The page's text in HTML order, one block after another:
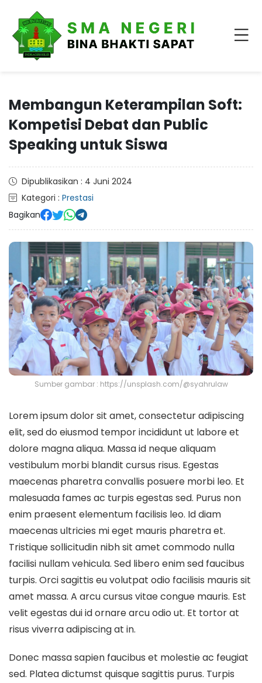
Membangun Keterampilan Soft:
Kompetisi Debat dan Public
Speaking untuk Siswa
Dipublikasikan : 4 Juni 2024
Kategori : Prestasi
Bagikan
Sumber gambar : https://unsplash.com/@syahrulaw
Lorem ipsum dolor sit amet, consectetur adipiscing
elit, sed do eiusmod tempor incididunt ut labore et
dolore magna aliqua. Massa id neque aliquam
vestibulum morbi blandit cursus risus. Egestas
maecenas pharetra convallis posuere morbi leo. Et
malesuada fames ac turpis egestas sed. Purus non
enim praesent elementum facilisis leo. Id diam
maecenas ultricies mi eget mauris pharetra et.
Tristique sollicitudin nibh sit amet commodo nulla
facilisi nullam vehicula. Sed libero enim sed faucibus
turpis. Orci sagittis eu volutpat odio facilisis mauris sit
amet massa. A arcu cursus vitae congue mauris. Est
velit egestas dui id ornare arcu odio ut. Et tortor at
risus viverra adipiscing at in.
Donec massa sapien faucibus et molestie ac feugiat
sed. Platea dictumst quisque sagittis purus. Turpis